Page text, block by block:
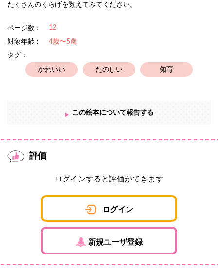
たくさんのくらげを数えてみてください。
ページ数： 12
対象年齢：
4歳〜5歳
タグ：
かわいい たのしい 知育
この絵本について報告する
評価
ログインすると評価ができます
ログイン
新規ユーザ登録